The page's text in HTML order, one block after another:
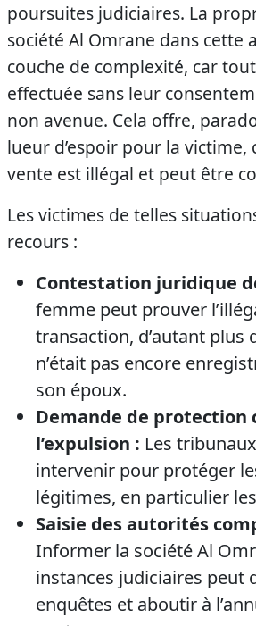
poursuites judiciaires. La
société Al Omrane dans cette
couche de complexité, car
effectuée sans leur
non avenue. Cela offre,
lueur d’espoir pour la victime,
vente est illégal et peut être
Les victimes de telles
recours :
Contestation juridique
femme peut prouver
transaction, d’autant plus
n’était pas encore
son époux.
Demande de protection
l’expulsion : Les
intervenir pour protéger
légitimes, en particulier
Saisie des autorités
Informer la société Al
instances judiciaires peut
enquêtes et aboutir à